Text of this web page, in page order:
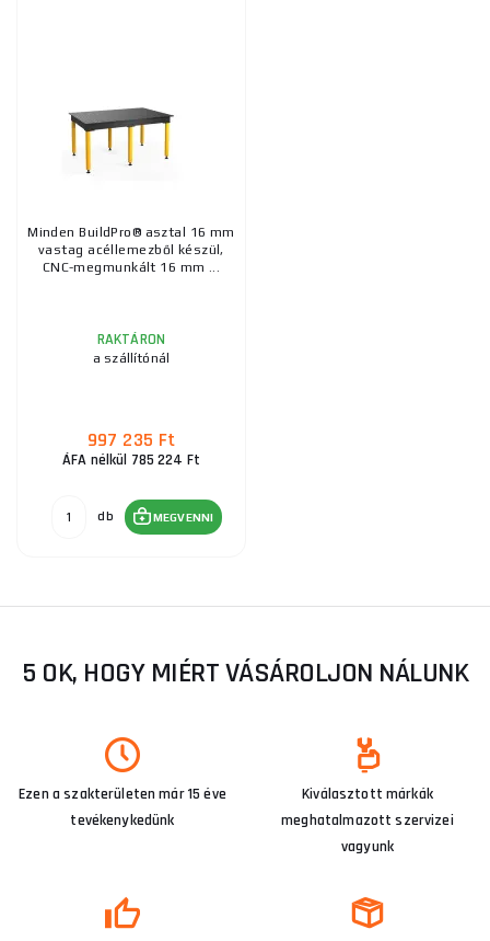
Minden BuildPro® asztal 16 mm
vastag acéllemezből készül,
CNC-megmunkált 16 mm ...
RAKTÁRON
a szállítónál
997 235 Ft
ÁFA nélkül 785 224 Ft
db MEGVENNI
5 OK, HOGY MIÉRT VÁSÁROLJON NÁLUNK
Ezen a szakterületen már 15 éve
tevékenykedünk
Kiválasztott márkák
meghatalmazott szervizei
vagyunk